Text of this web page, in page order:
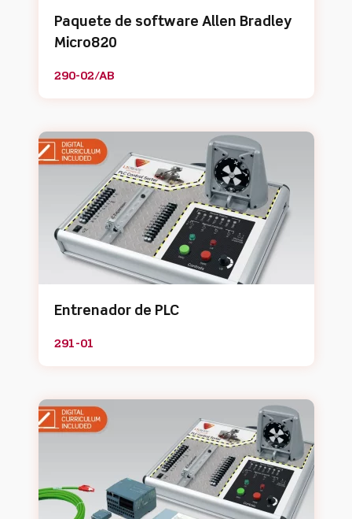
Paquete de software Allen Bradley
Micro820
290-02/AB
Entrenador de PLC
291-01